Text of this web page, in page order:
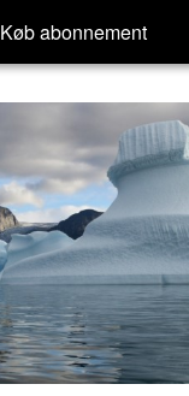
Køb abonnement